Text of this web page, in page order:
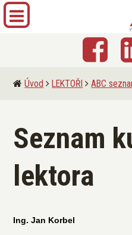
Úvod LEKTOŘI ABC
Seznam
lektora
Ing. Jan Korbel